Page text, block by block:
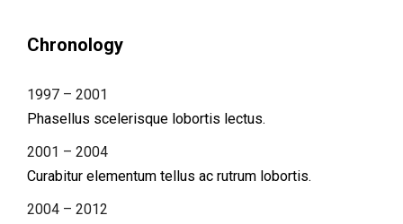
Chronology
1997 – 2001
Phasellus scelerisque lobortis lectus.
2001 – 2004
Curabitur elementum tellus ac rutrum lobortis.
2004 – 2012